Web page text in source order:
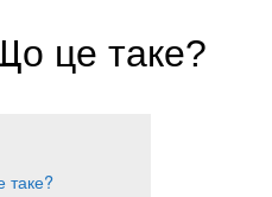
це таке?
таке?